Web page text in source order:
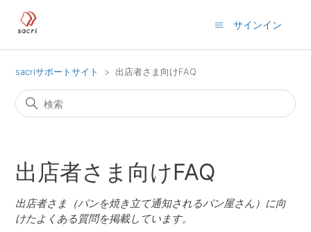
サインイン
sacriサポートサイト 出店者さま向けFAQ
出店者さま向けFAQ
出店者さま（パンを焼き立て通知されるパン屋さん）に向
けたよくある質問を掲載しています。